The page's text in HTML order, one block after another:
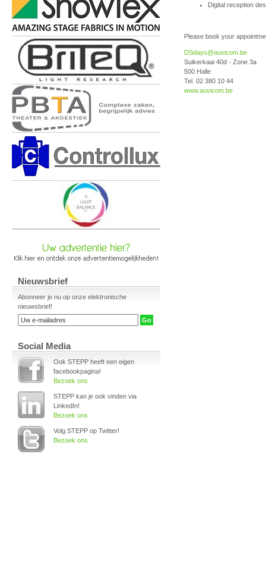
Nieuwsbrief
Abonneer je nu op onze elektronische
nieuwsbrief!
Social Media
Ook STEPP heeft een eigen
facebookpagina!
Bezoek ons
STEPP kan je ook vinden via
LinkedIn!
Bezoek ons
Volg STEPP op Twitter!
Bezoek ons
Digital reception
Please book your
DSdays@auvicom.be
Suikerkaai 40d - Zone 3a
500 Halle
Tel. 02 380 10 44
www.auvicom.be